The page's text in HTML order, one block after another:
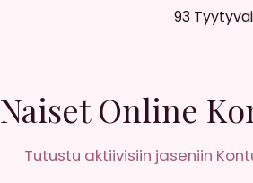
93
Naiset Online
Tutustu aktiivisiin jaseniin